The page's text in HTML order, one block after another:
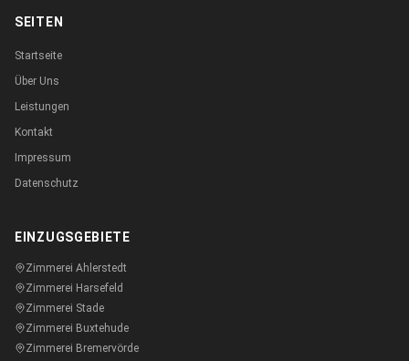
SEITEN
Startseite
Über Uns
Leistungen
Kontakt
Impressum
Datenschutz
EINZUGSGEBIETE
Zimmerei Ahlerstedt
Zimmerei Harsefeld
Zimmerei Stade
Zimmerei Buxtehude
Zimmerei Bremervörde